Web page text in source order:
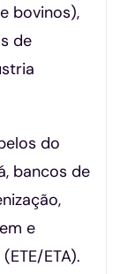
bovinos),
de
do
bancos de
e
ETA).